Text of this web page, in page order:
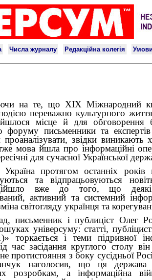
на те, що ХІХ Міжнародний
переважно культурного
місце й для обговорення
форуму письменники та експертів
проаналізувати, звідки виникають
мова йшла про інформаційні
для сучасної Української
Україна протягом останніх
та відпрацьовуються
вже до того, що деякі
активний та системний
світогляду українця та
письменник і публиціст Олег
універсуму: статті,
торкається і теми підривної
час засідання круглого столу
протистояння з боку сусідньої
наголосив, що ця держава
розробкам, а інформаційна